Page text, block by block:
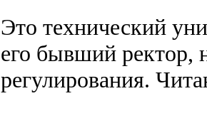
Это технический
его бывший ректор,
регулирования.